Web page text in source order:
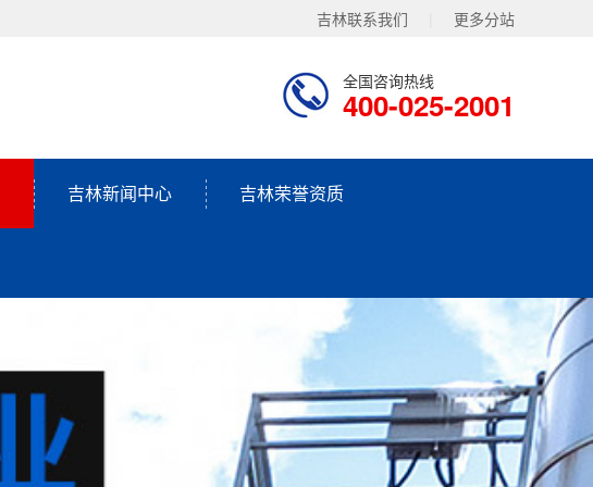
吉林联系我们 更多分站
全国咨询热线
400-025-2001
吉林新闻中心 吉林荣誉资质